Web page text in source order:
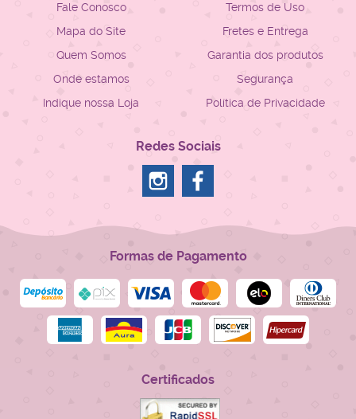
Fale Conosco
Mapa do Site
Quem Somos
Onde estamos
Indique nossa Loja
Termos de Uso
Fretes e Entrega
Garantia dos produtos
Segurança
Política de Privacidade
Redes Sociais
Formas de Pagamento
Certificados